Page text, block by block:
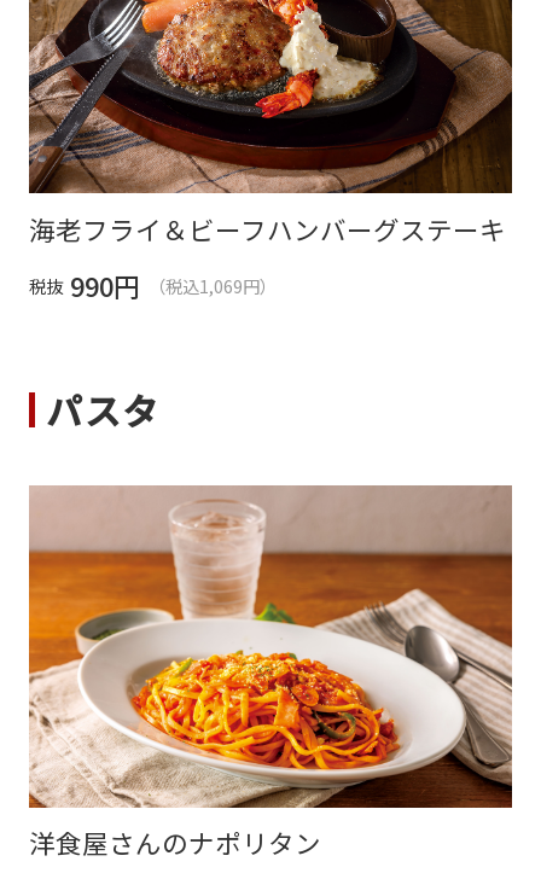
海老フライ＆ビーフハンバーグステーキ
税抜 990円 （税込1,069円）
パスタ
洋食屋さんのナポリタン